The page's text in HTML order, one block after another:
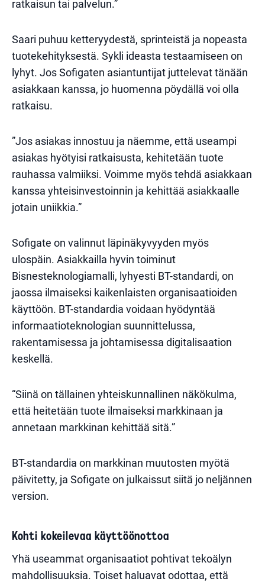
ratkaisun tai palvelun.”
Saari puhuu ketteryydestä, sprinteistä ja nopeasta
tuotekehityksestä. Sykli ideasta testaamiseen on
lyhyt. Jos Sofigaten asiantuntijat juttelevat tänään
asiakkaan kanssa, jo huomenna pöydällä voi olla
ratkaisu.
”Jos asiakas innostuu ja näemme, että useampi
asiakas hyötyisi ratkaisusta, kehitetään tuote
rauhassa valmiiksi. Voimme myös tehdä asiakkaan
kanssa yhteisinvestoinnin ja kehittää asiakkaalle
jotain uniikkia.”
Sofigate on valinnut läpinäkyvyyden myös
ulospäin. Asiakkailla hyvin toiminut
Bisnesteknologiamalli, lyhyesti BT-standardi, on
jaossa ilmaiseksi kaikenlaisten organisaatioiden
käyttöön. BT-standardia voidaan hyödyntää
informaatioteknologian suunnittelussa,
rakentamisessa ja johtamisessa digitalisaation
keskellä.
“Siinä on tällainen yhteiskunnallinen näkökulma,
että heitetään tuote ilmaiseksi markkinaan ja
annetaan markkinan kehittää sitä.”
BT-standardia on markkinan muutosten myötä
päivitetty, ja Sofigate on julkaissut siitä jo neljännen
version.
Kohti kokeilevaa käyttöönottoa
Yhä useammat organisaatiot pohtivat tekoälyn
mahdollisuuksia. Toiset haluavat odottaa, että